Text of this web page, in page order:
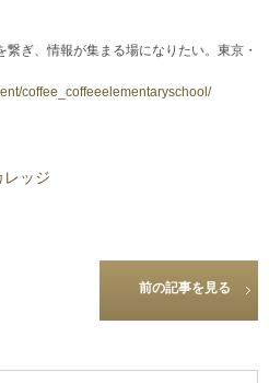
ぎ、情報が集まる場になりたい。東京・
coffee_coffeeelementaryschool/
レッジ
前の記事を見る